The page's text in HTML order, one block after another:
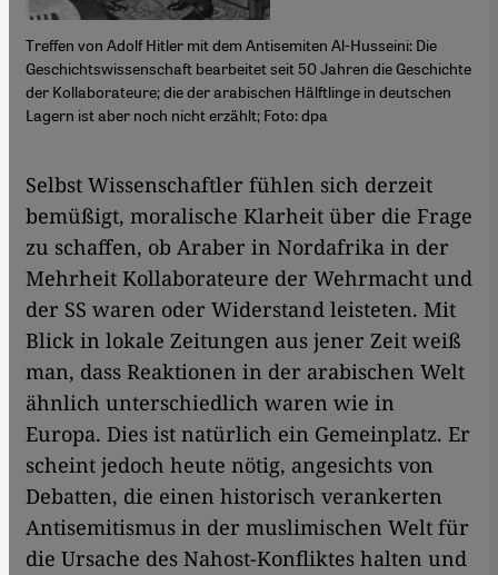
Treffen von Adolf Hitler mit dem Antisemiten Al-Husseini: Die
Geschichtswissenschaft bearbeitet seit 50 Jahren die Geschichte
der Kollaborateure; die der arabischen Hälftlinge in deutschen
Lagern ist aber noch nicht erzählt; Foto: dpa
​​Selbst Wissenschaftler fühlen sich derzeit
bemüßigt, moralische Klarheit über die Frage
zu schaffen, ob Araber in Nordafrika in der
Mehrheit Kollaborateure der Wehrmacht und
der SS waren oder Widerstand leisteten. Mit
Blick in lokale Zeitungen aus jener Zeit weiß
man, dass Reaktionen in der arabischen Welt
ähnlich unterschiedlich waren wie in
Europa. Dies ist natürlich ein Gemeinplatz. Er
scheint jedoch heute nötig, angesichts von
Debatten, die einen historisch verankerten
Antisemitismus in der muslimischen Welt für
die Ursache des Nahost-Konfliktes halten und